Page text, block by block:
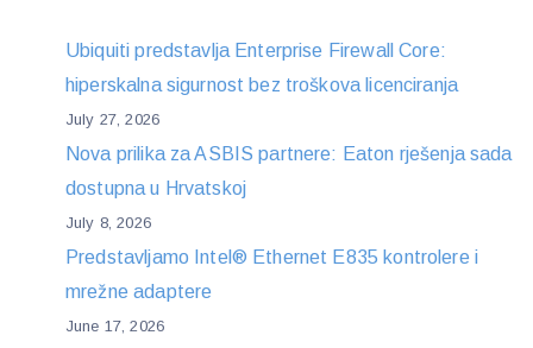
Ubiquiti predstavlja Enterprise Firewall Core:
hiperskalna sigurnost bez troškova licenciranja
July 27, 2026
Nova prilika za ASBIS partnere: Eaton rješenja sada
dostupna u Hrvatskoj
July 8, 2026
Predstavljamo Intel® Ethernet E835 kontrolere i
mrežne adaptere
June 17, 2026